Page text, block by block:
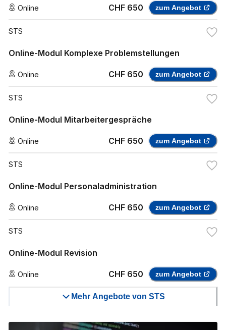
Online CHF 650 zum Angebot
STS
Online-Modul Komplexe Problemstellungen
Online CHF 650 zum Angebot
STS
Online-Modul Mitarbeitergespräche
Online CHF 650 zum Angebot
STS
Online-Modul Personaladministration
Online CHF 650 zum Angebot
STS
Online-Modul Revision
Online CHF 650 zum Angebot
Mehr Angebote von STS